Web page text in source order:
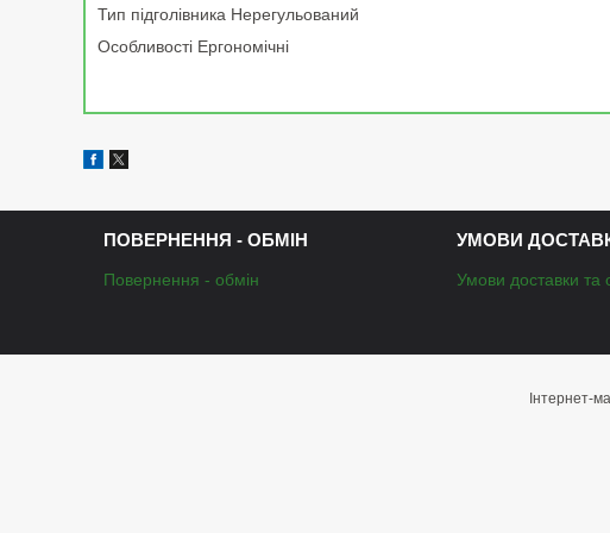
Тип підголівника Нерегульований
Особливості Ергономічні
ПОВЕРНЕННЯ - ОБМІН
Повернення - обмін
УМОВИ
Умови доставки та